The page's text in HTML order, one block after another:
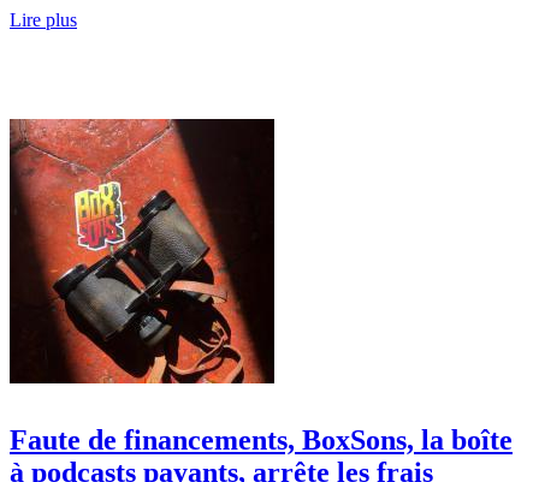
Lire plus
Faute de financements, BoxSons, la boîte
à podcasts payants, arrête les frais